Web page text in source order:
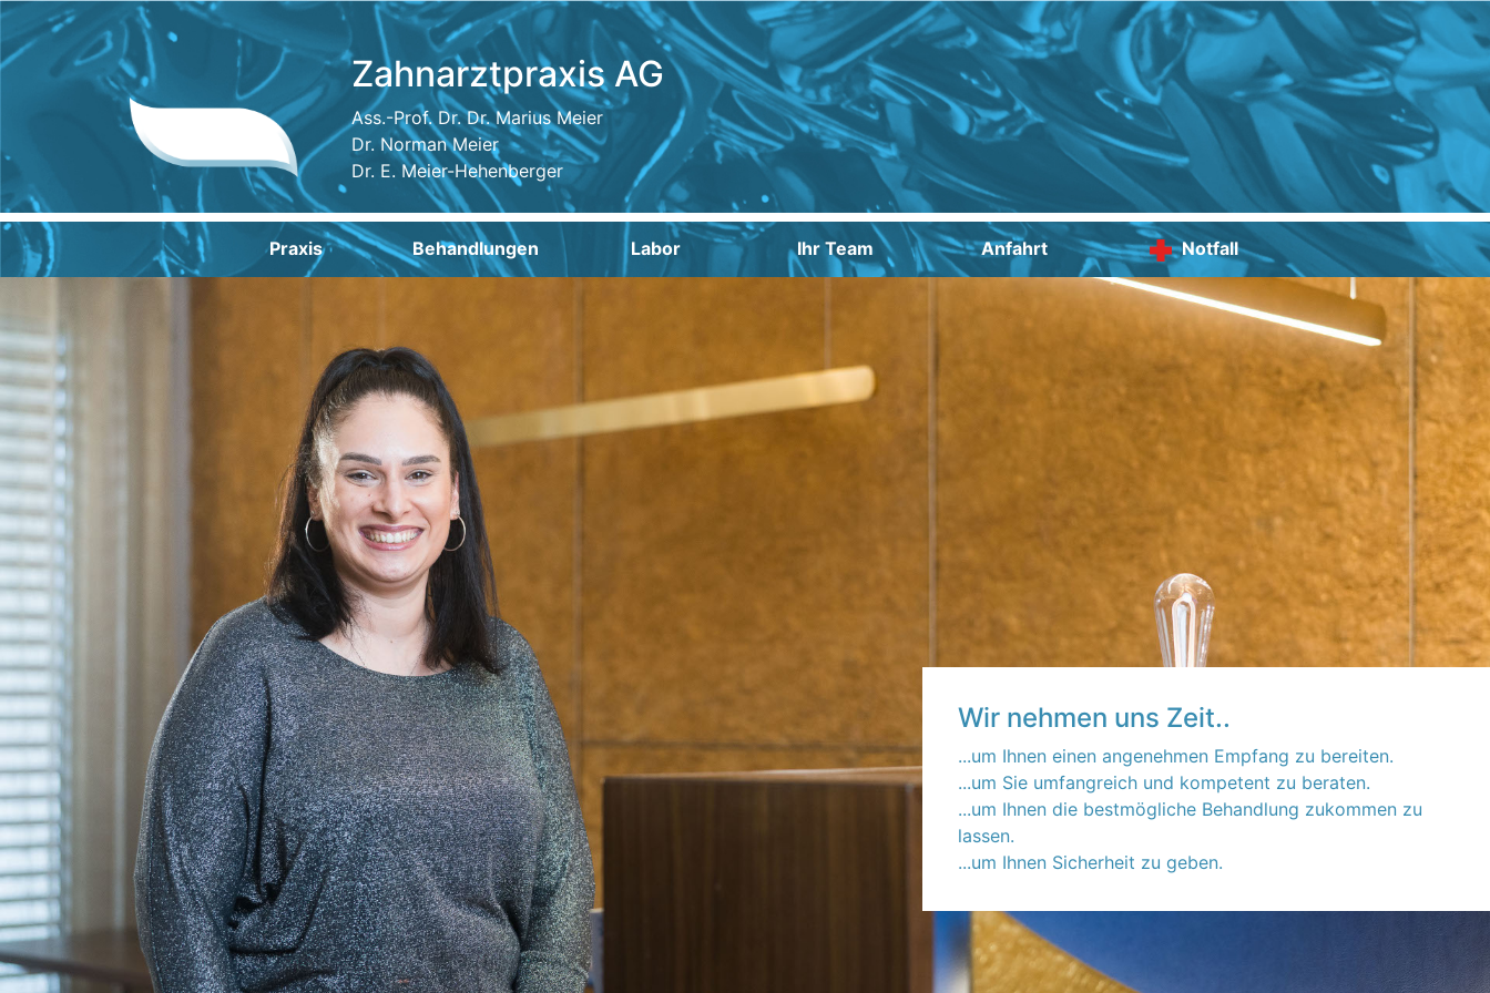
Zahnarztpraxis AG
Ass.-Prof. Dr. Dr. Marius Meier
Dr. Norman Meier
Dr. E. Meier-Hehenberger
Praxis Behandlungen Labor Ihr Team Anfahrt Notfall
Wir nehmen uns Zeit..
...um Ihnen einen angenehmen Empfang zu bereiten.
...um Sie umfangreich und kompetent zu beraten.
...um Ihnen die bestmögliche Behandlung zukommen zu
lassen.
...um Ihnen Sicherheit zu geben.